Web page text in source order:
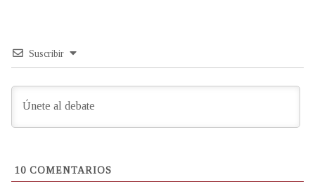
Suscribir
10 COMENTARIOS